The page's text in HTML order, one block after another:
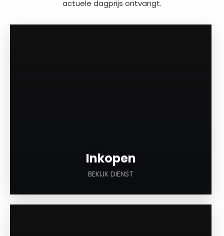
actuele dagprijs ontvangt.
Inkopen
BEKIJK DIENST